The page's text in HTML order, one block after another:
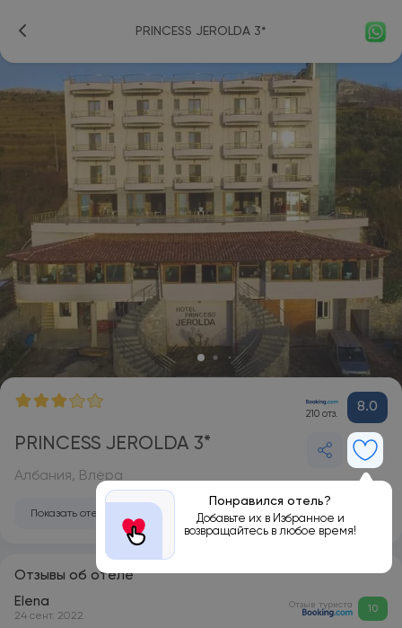
PRINCESS JEROLDA 3*
210 отз. 8.0
PRINCESS JEROLDA 3*
Понравился отель?
Добавьте их в Избранное и
возвращайтесь в любое время!
Албания, Влёра
Показать отель на карте
Отзывы об отеле
Elena
24 сент. 2022
Отзыв туриста 10